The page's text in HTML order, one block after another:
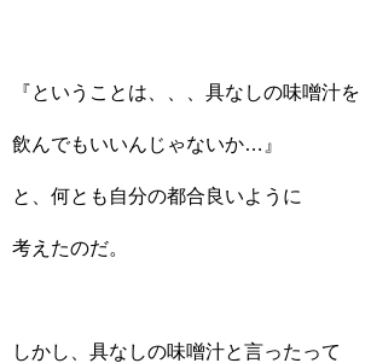
『ということは、、、具なしの味噌汁を
飲んでもいいんじゃないか…』
と、何とも自分の都合良いように
考えたのだ。
しかし、具なしの味噌汁と言ったって